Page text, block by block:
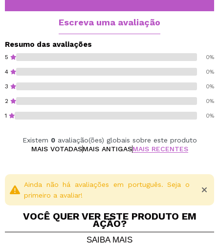
Escreva uma avaliação
Resumo das avaliações
5 0%
4 0%
3 0%
2 0%
1 0%
Existem 0avaliação(ões) globais sobre este produto
MAIS VOTADASMAIS ANTIGASMAIS RECENTES
Ainda não há avaliações em português. Seja o
primeiro a avaliar!
VOCÊ QUER VER ESTE PRODUTO EM
AÇÃO?
SAIBA MAIS